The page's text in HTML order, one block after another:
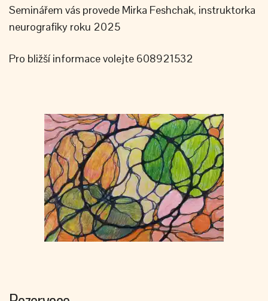
Seminářem vás provede Mirka Feshchak, instruktorka
neurografiky roku 2025
Pro bližší informace volejte 608921532